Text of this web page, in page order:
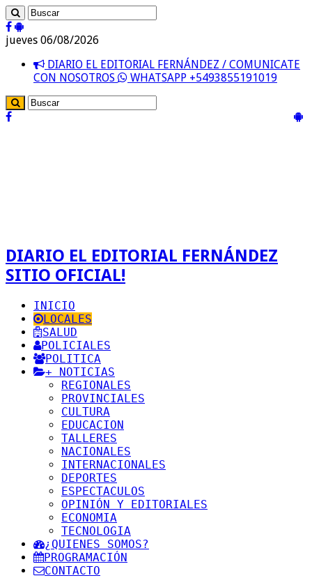
jueves 06/08/2026
DIARIO EL EDITORIAL FERNÁNDEZ / COMUNICATE
CON NOSOTROS
WHATSAPP +5493855191019
DIARIO EL EDITORIAL FERNÁNDEZ
SITIO OFICIAL!
INICIO
LOCALES
SALUD
POLICIALES
POLITICA
+ NOTICIAS
REGIONALES
PROVINCIALES
CULTURA
EDUCACION
TALLERES
NACIONALES
INTERNACIONALES
DEPORTES
ESPECTACULOS
OPINIÓN Y EDITORIALES
ECONOMIA
TECNOLOGIA
¿QUIENES SOMOS?
PROGRAMACIÓN
CONTACTO